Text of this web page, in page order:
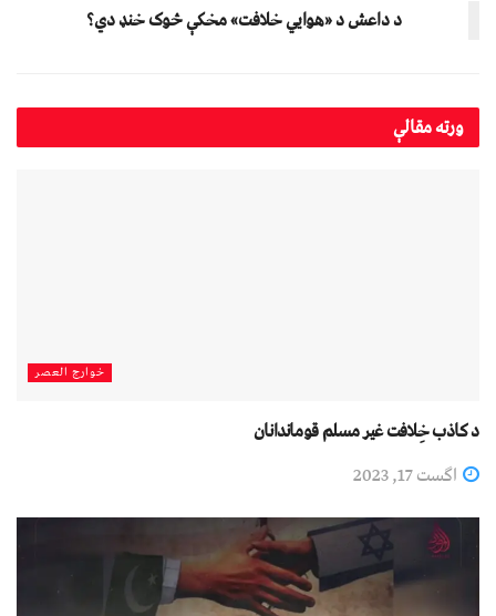
د داعش د «هوايي خلافت» مخکې څوک خنډ دي؟
ورتهمقالې
خوارج العصر
د کاﺫب خِلافت غير مسلم قوماندانان
اگست 17, 2023